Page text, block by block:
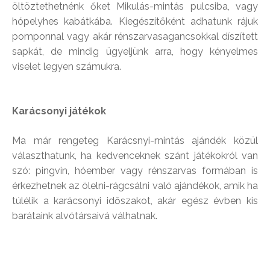
öltöztethetnénk őket Mikulás-mintás pulcsiba, vagy
hópelyhes kabátkába. Kiegészítőként adhatunk rájuk
pomponnal vagy akár rénszarvasagancsokkal díszített
sapkát, de mindig ügyeljünk arra, hogy kényelmes
viselet legyen számukra.
Karácsonyi játékok
Ma már rengeteg Karácsnyi-mintás ajándék közül
választhatunk, ha kedvenceknek szánt játékokról van
szó: pingvin, hóember vagy rénszarvas formában is
érkezhetnek az ölelni-rágcsálni való ajándékok, amik ha
túlélik a karácsonyi időszakot, akár egész évben kis
barátaink alvótársaivá válhatnak.